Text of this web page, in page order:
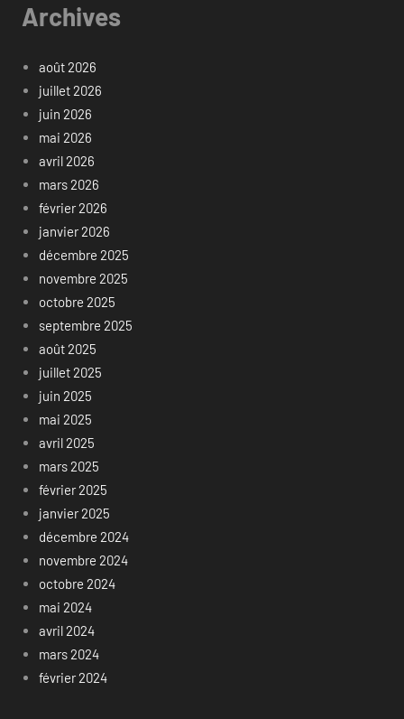
Archives
août 2026
juillet 2026
juin 2026
mai 2026
avril 2026
mars 2026
février 2026
janvier 2026
décembre 2025
novembre 2025
octobre 2025
septembre 2025
août 2025
juillet 2025
juin 2025
mai 2025
avril 2025
mars 2025
février 2025
janvier 2025
décembre 2024
novembre 2024
octobre 2024
mai 2024
avril 2024
mars 2024
février 2024